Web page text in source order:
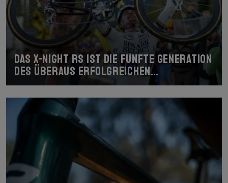
Das X-Night RS ist die fünfte Generation
des überaus erfolgreichen
Cyclocross-Bikes.